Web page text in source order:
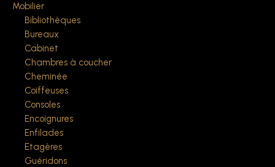
Mobilier
Bibliothèques
Bureaux
Cabinet
Chambres à coucher
Cheminée
Coiffeuses
Consoles
Encoignures
Enfilades
Etagères
Guéridons